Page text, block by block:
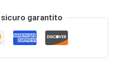
sicuro garantito